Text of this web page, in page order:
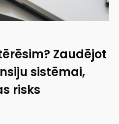
Zaudējot
sistēmai,
risks